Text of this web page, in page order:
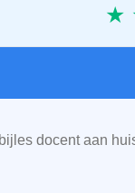
★
docent aan